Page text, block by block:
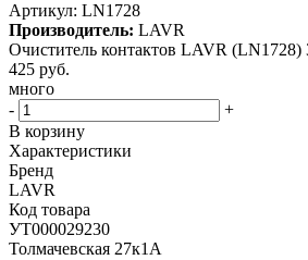
Артикул: LN1728
Производитель: LAVR
Очиститель контактов LAVR (LN1728)
425 руб.
много
-
+
В корзину
Характеристики
Бренд
LAVR
Код товара
УТ000029230
Толмачевская 27к1А